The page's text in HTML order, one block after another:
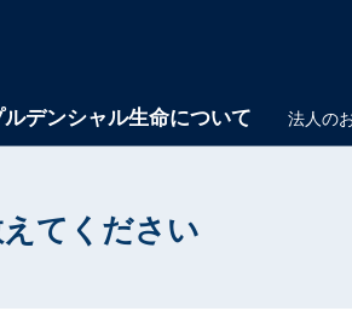
ルデンシャル生命について 法人の
てください